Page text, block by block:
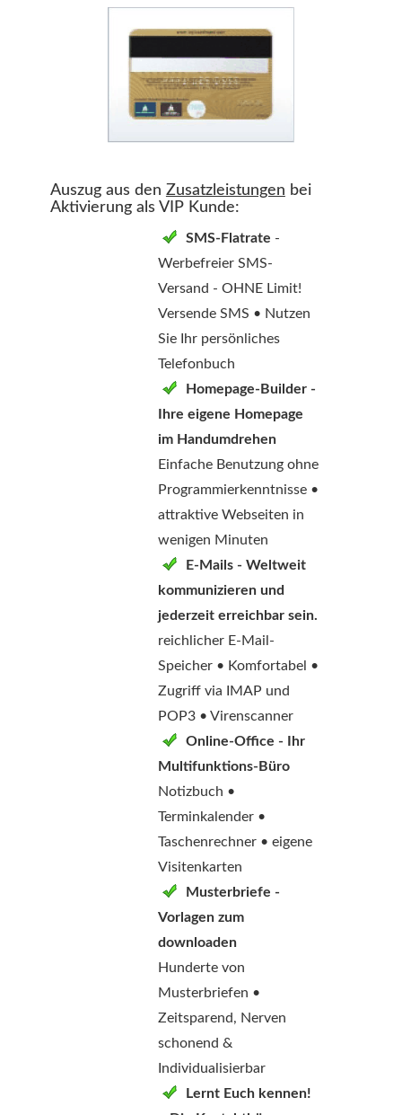
Auszug aus den Zusatzleistungen bei
Aktivierung als VIP Kunde:
SMS-Flatrate -
Werbefreier SMS-
Versand - OHNE Limit!
Versende SMS • Nutzen
Sie Ihr persönliches
Telefonbuch
Homepage-Builder -
Ihre eigene Homepage
im Handumdrehen
Einfache Benutzung ohne
Programmierkenntnisse •
attraktive Webseiten in
wenigen Minuten
E-Mails - Weltweit
kommunizieren und
jederzeit erreichbar sein.
reichlicher E-Mail-
Speicher • Komfortabel •
Zugriff via IMAP und
POP3 • Virenscanner
Online-Office - Ihr
Multifunktions-Büro
Notizbuch •
Terminkalender •
Taschenrechner • eigene
Visitenkarten
Musterbriefe -
Vorlagen zum
downloaden
Hunderte von
Musterbriefen •
Zeitsparend, Nerven
schonend &
Individualisierbar
Lernt Euch kennen!